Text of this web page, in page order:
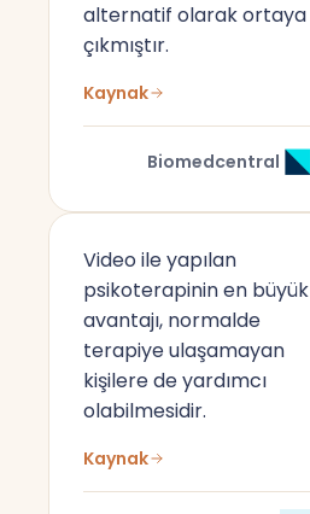
alternatif olarak ortaya
çıkmıştır.
Kaynak
Biomedcentral
Video ile yapılan
psikoterapinin en büyük
avantajı, normalde
terapiye ulaşamayan
kişilere de yardımcı
olabilmesidir.
Kaynak